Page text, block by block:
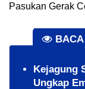
Pasukan Gerak
Kejagung
Ungkap